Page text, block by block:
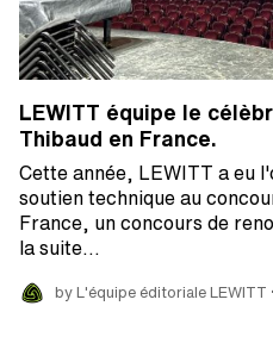
LEWITT équipe le
Thibaud en France.
Cette année, LEWITT a eu
soutien technique au
France, un concours de
la suite…
by L'équipe éditoriale LEWITT